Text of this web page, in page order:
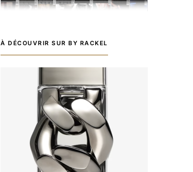
À DÉCOUVRIR SUR BY RACKEL